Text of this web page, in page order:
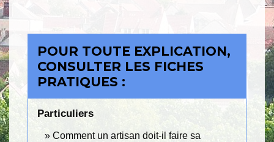
POUR TOUTE EXPLICATION,
CONSULTER LES FICHES
PRATIQUES :
Particuliers
Comment un artisan doit-il faire sa